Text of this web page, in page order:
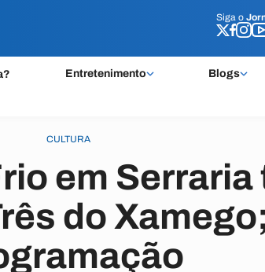
Siga o
Entretenimento Blogs
Siga o
CULTURA
em Serraria
do